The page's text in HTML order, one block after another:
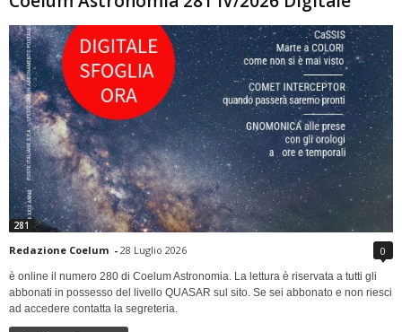
281
Redazione Coelum - 28 Luglio 2026 0
è online il numero 280 di Coelum Astronomia. La lettura è riservata a tutti gli
abbonati in possesso del livello QUASAR sul sito. Se sei abbonato e non riesci
ad accedere contatta la segreteria.